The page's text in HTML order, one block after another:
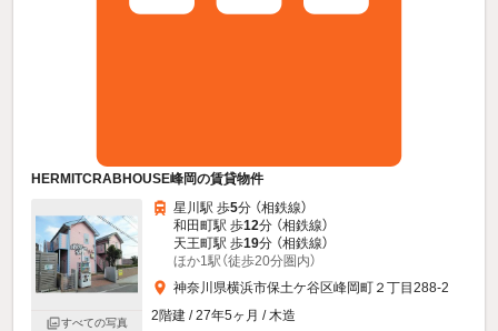
HERMITCRABHOUSE峰岡の賃貸物件
すべての写真
星川駅 歩5分 （相鉄線）
和田町駅 歩12分 （相鉄線）
天王町駅 歩19分 （相鉄線）
ほか1駅（徒歩20分圏内）
神奈川県横浜市保土ケ谷区峰岡町２丁目288-2
2階建 / 27年5ヶ月 / 木造